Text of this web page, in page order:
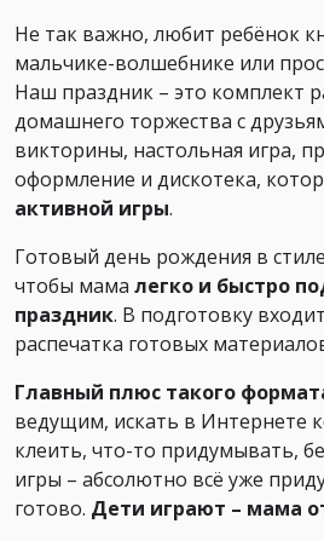
Не так важно, любит ребёнок
мальчике-волшебнике или
Наш праздник – это комплект
домашнего торжества с
викторины, настольная игра,
оформление и дискотека,
активной игры.
Готовый день рождения в
чтобы мама легко и быстро
праздник. В подготовку
распечатка готовых
Главный плюс такого
ведущим, искать в Интернете
клеить, что-то придумывать,
игры – абсолютно всё уже
готово. Дети играют – мама